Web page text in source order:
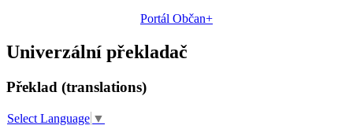
Portál Občan+
Univerzální překladač
Překlad (translations)
Select Language ▼